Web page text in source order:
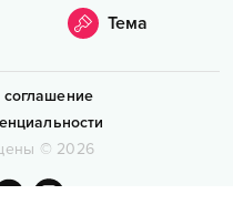
Тема
© 2026